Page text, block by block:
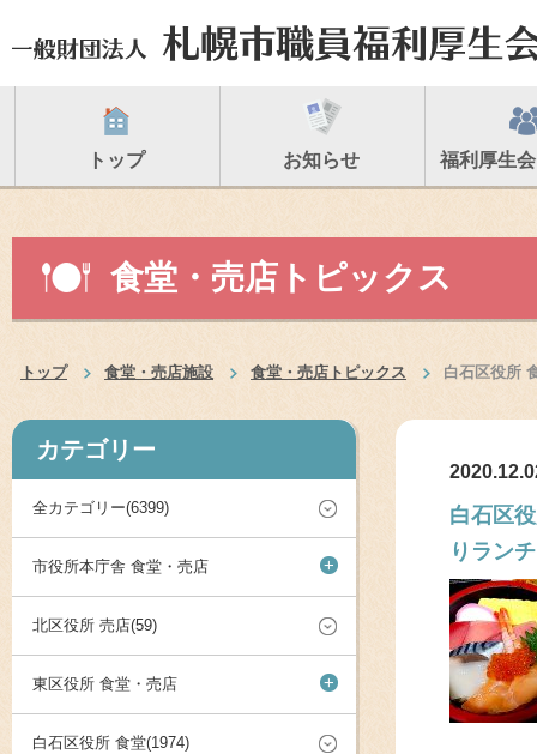
トップ お知らせ 福利厚生
食堂・売店トピックス
トップ 食堂・売店施設 食堂・売店トピックス 白石区役所
カテゴリー
全カテゴリー(6399)
市役所本庁舎 食堂・売店 +
北区役所 売店(59)
東区役所 食堂・売店 +
白石区役所 食堂(1974)
白石区
りラン